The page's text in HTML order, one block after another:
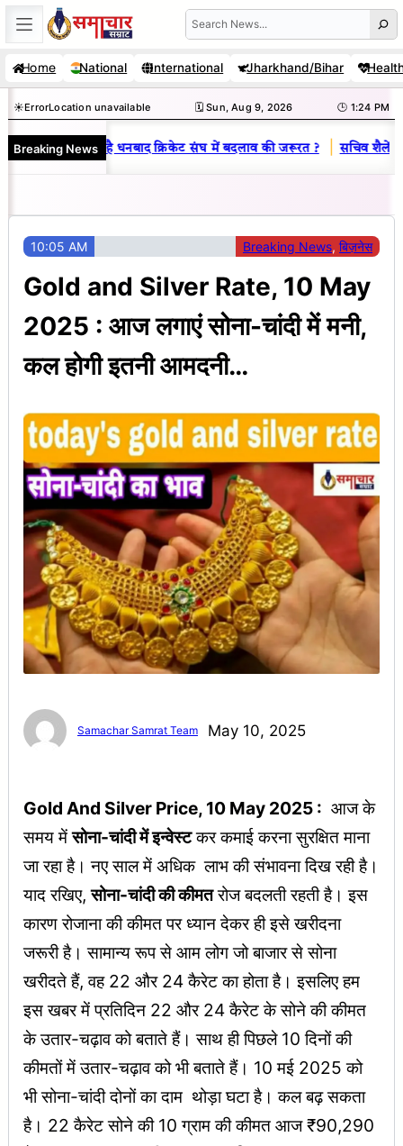
Skip
to
content
Search
Home National International Jharkhand/Bihar
☀️ErrorLocation unavailable 🗓️ Sun, Aug 9, 2026 🕒 1:24 PM
Breaking News
राज : जानें क्यों है धनबाद क्रिकेट संघ में बदलाव की जरूरत ? | सचिव शैलेंद्र
10:05 AM Breaking News, बिज़नेस
Gold and Silver Rate, 10 May
2025 : आज लगाएं सोना-चांदी में मनी,
कल होगी इतनी आमदनी…
Samachar Samrat Team May 10, 2025
Gold And Silver Price, 10 May 2025 : आज के
समय मेंसोना-चांदी में इन्वेस्टकर कमाई करना सुरक्षित माना
जा रहा है। नए साल में अधिक लाभ की संभावना दिख रही है।
याद रखिए,सोना-चांदी की कीमतरोज बदलती रहती है। इस
कारण रोजाना की कीमत पर ध्यान देकर ही इसे खरीदना
जरूरी है। सामान्य रूप से आम लोग जो बाजार से सोना
खरीदते हैं, वह 22 और 24 कैरेट का होता है। इसलिए हम
इस खबर में प्रतिदिन 22 और 24 कैरेट के सोने की कीमत
के उतार-चढ़ाव को बताते हैं। साथ ही पिछले 10 दिनों की
कीमतों में उतार-चढ़ाव को भी बताते हैं। 10 मई 2025 को
भी सोना-चांदी दोनों का दाम थोड़ा घटा है। कल बढ़ सकता
है। 22 कैरेट सोने की 10 ग्राम की कीमत आज ₹90,290